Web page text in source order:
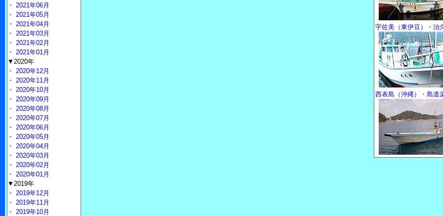
・ 2021年06月
・ 2021年05月
・ 2021年04月
・ 2021年03月
・ 2021年02月
・ 2021年01月
▼2020年
・ 2020年12月
・ 2020年11月
・ 2020年10月
・ 2020年09月
・ 2020年08月
・ 2020年07月
・ 2020年06月
・ 2020年05月
・ 2020年04月
・ 2020年03月
・ 2020年02月
・ 2020年01月
▼2019年
・ 2019年12月
・ 2019年11月
・ 2019年10月
宇佐美（東伊豆）・治
西表島（沖縄）・島道